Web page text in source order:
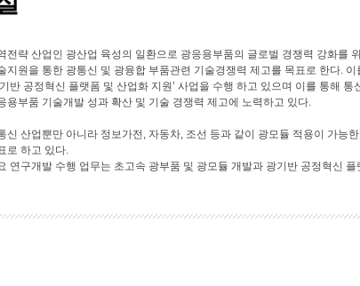
전략 산업인 광산업 육성의 일환으로 광응용부품의 글로벌 경쟁력 강화를
지원을 통한 광통신 및 광융합 부품관련 기술경쟁력 제고를 목표로 한다.
기반 공정혁신 플랫폼 및 산업화 지원’ 사업을 수행 하고 있으며 이를 통해
용부품 기술개발 성과 확산 및 기술 경쟁력 제고에 노력하고 있다.
신 산업뿐만 아니라 정보가전, 자동차, 조선 등과 같이 광모듈 적용이 가능
로 하고 있다.
연구개발 수행 업무는 초고속 광부품 및 광모듈 개발과 광기반 공정혁신